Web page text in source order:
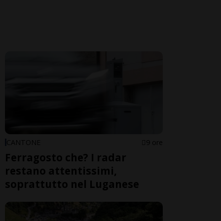
CANTONE 9 ore
Ferragosto che? I radar
restano attentissimi,
soprattutto nel Luganese